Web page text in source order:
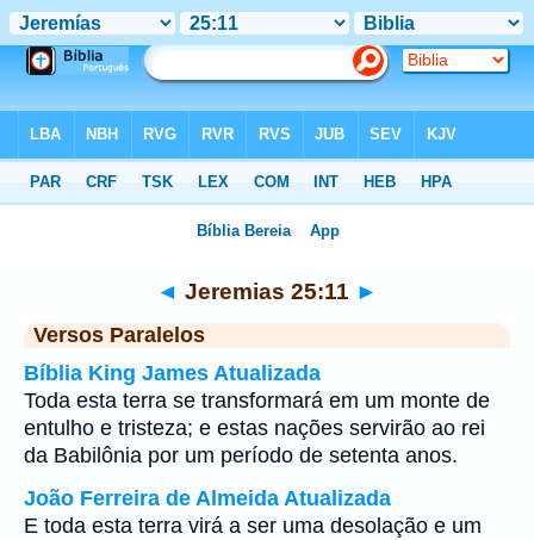
◄ Jeremias 25:11 ►
Versos Paralelos
Bíblia King James Atualizada
Toda esta terra se transformará em um monte de
entulho e tristeza; e estas nações servirão ao rei
da Babilônia por um período de setenta anos.
João Ferreira de Almeida Atualizada
E toda esta terra virá a ser uma desolação e um